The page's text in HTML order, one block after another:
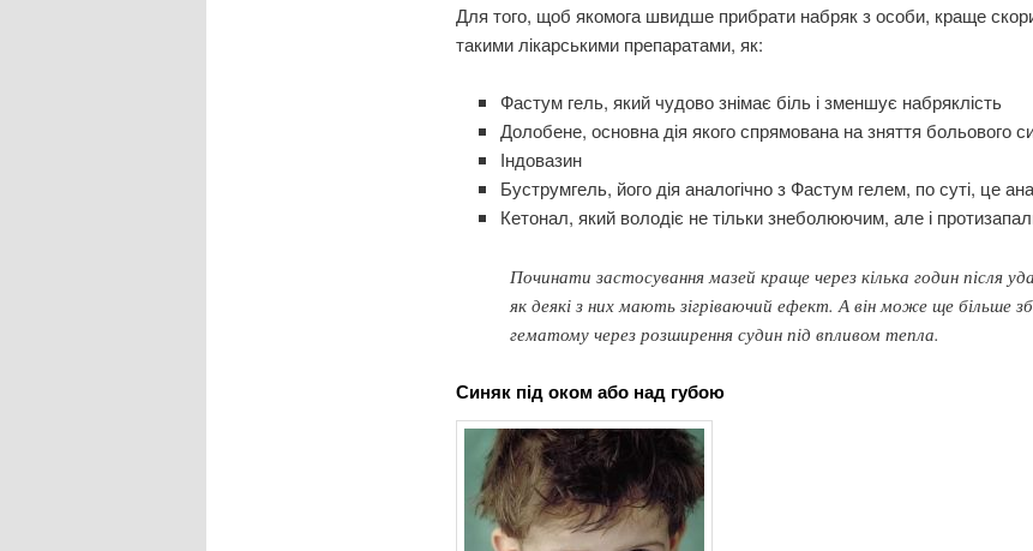
Для того, щоб якомога швидше прибрати набряк з особи, краще
такими лікарськими препаратами, як:
Фастум гель, який чудово знімає біль і зменшує набряклість
Долобене, основна дія якого спрямована на зняття больового
Індовазин
Буструмгель, його дія аналогічно з Фастум гелем, по суті, це
Кетонал, який володіє не тільки знеболюючим, але і
Починати застосування мазей краще через кілька годин після
як деякі з них мають зігріваючий ефект. А він може ще більше
гематому через розширення судин під впливом тепла.
Синяк під оком або над губою